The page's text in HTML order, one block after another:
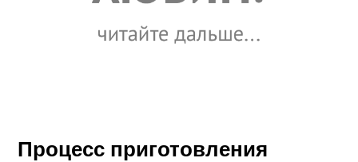
Процесс приготовления